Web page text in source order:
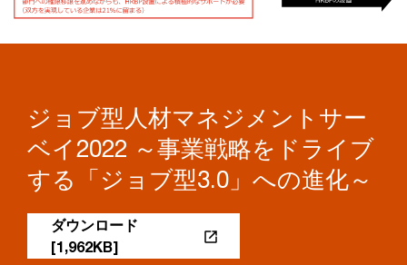
ジョブ型人材マネジメントサー
ベイ2022 ～事業戦略をドライブ
する「ジョブ型3.0」への進化～
ダウンロード
[1,962KB]